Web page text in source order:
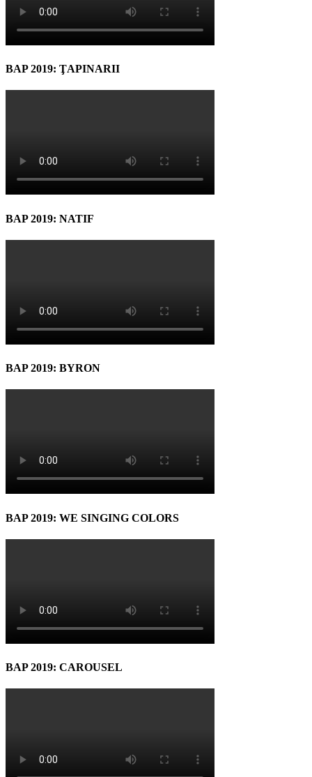
BAP 2019: ŢAPINARII
BAP 2019: NATIF
BAP 2019: BYRON
BAP 2019: WE SINGING COLORS
BAP 2019: CAROUSEL